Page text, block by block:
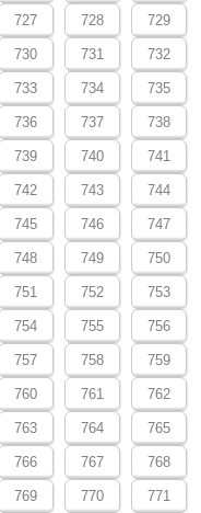
727 728 729
730 731 732
733 734 735
736 737 738
739 740 741
742 743 744
745 746 747
748 749 750
751 752 753
754 755 756
757 758 759
760 761 762
763 764 765
766 767 768
769 770 771